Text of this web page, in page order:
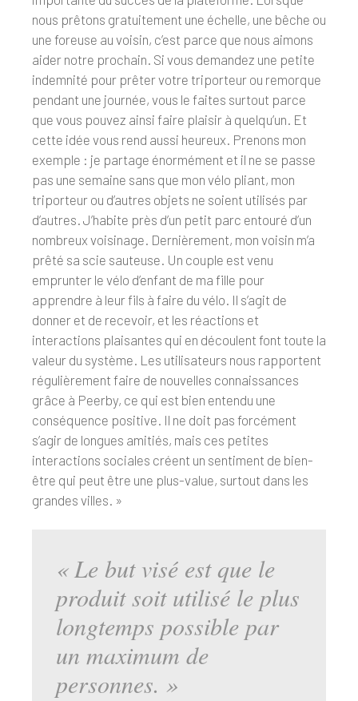
nous prêtons gratuitement une échelle, une bêche ou
une foreuse au voisin, c’est parce que nous aimons
aider notre prochain. Si vous demandez une petite
indemnité pour prêter votre triporteur ou remorque
pendant une journée, vous le faites surtout parce
que vous pouvez ainsi faire plaisir à quelqu’un. Et
cette idée vous rend aussi heureux. Prenons mon
exemple : je partage énormément et il ne se passe
pas une semaine sans que mon vélo pliant, mon
triporteur ou d’autres objets ne soient utilisés par
d’autres. J’habite près d’un petit parc entouré d’un
nombreux voisinage. Dernièrement, mon voisin m’a
prêté sa scie sauteuse. Un couple est venu
emprunter le vélo d’enfant de ma fille pour
apprendre à leur fils à faire du vélo. Il s’agit de
donner et de recevoir, et les réactions et
interactions plaisantes qui en découlent font toute la
valeur du système. Les utilisateurs nous rapportent
régulièrement faire de nouvelles connaissances
grâce à Peerby, ce qui est bien entendu une
conséquence positive. Il ne doit pas forcément
s’agir de longues amitiés, mais ces petites
interactions sociales créent un sentiment de bien-
être qui peut être une plus-value, surtout dans les
grandes villes. »
« Le but visé est que le
produit soit utilisé le plus
longtemps possible par
un maximum de
personnes. »